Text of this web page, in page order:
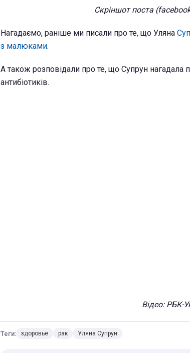
Скріншот поста
Нагадаємо, раніше ми писали про те, що Уляна
з малюками.
А також розповідали про те, що Супрун нагадала
антибіотиків.
Відео: РБК-
Теги: здоровье рак Уляна Супрун